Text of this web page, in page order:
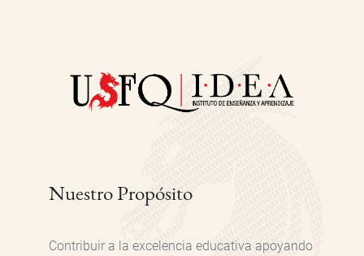
Nuestro Propósito
Contribuir a la excelencia educativa apoyando